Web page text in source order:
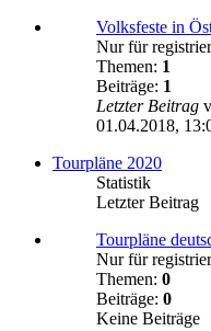
Volksfeste in
Nur für
Themen: 1
Beiträge: 1
Letzter Beitrag
01.04.2018,
Tourpläne 2020
Statistik
Letzter Beitrag
Tourpläne
Nur für
Themen: 0
Beiträge: 0
Keine Beiträge